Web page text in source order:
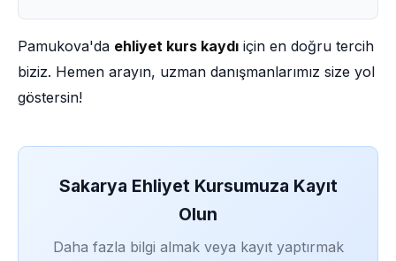
Pamukova'da ehliyet kurs kaydı için en doğru tercih
biziz. Hemen arayın, uzman danışmanlarımız size yol
göstersin!
Sakarya Ehliyet Kursumuza Kayıt
Olun
Daha fazla bilgi almak veya kayıt yaptırmak